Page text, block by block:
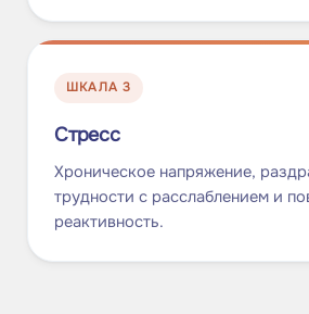
ШКАЛА 3
Стресс
Хроническое напряжение,
трудности с расслаблением и
реактивность.